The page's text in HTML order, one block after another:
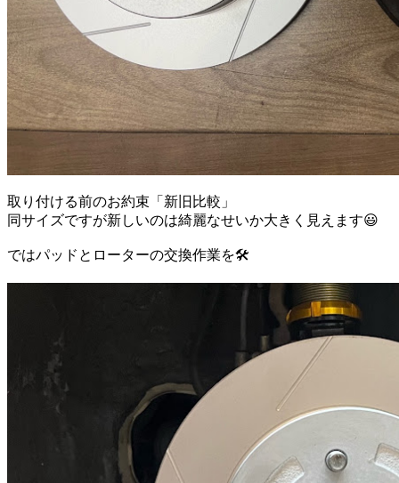
取り付ける前のお約束「新旧比較」
同サイズですが新しいのは綺麗なせいか大きく見えます😃
ではパッドとローターの交換作業を🛠️